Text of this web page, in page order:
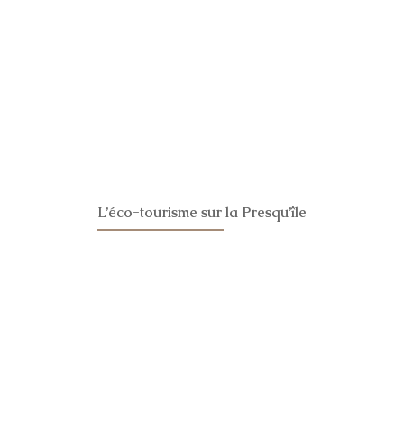
L’éco-tourisme sur la Presqu’île